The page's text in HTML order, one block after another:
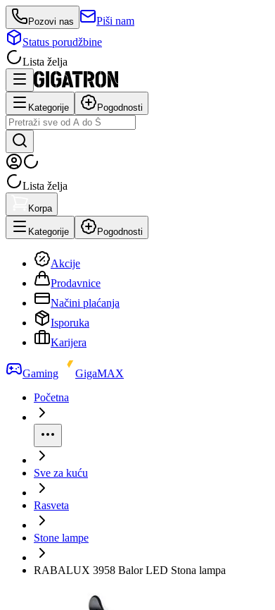
Pozovi nas
Piši nam
Status porudžbine
Lista želja
Kategorije Pogodnosti
Lista želja
Korpa
Kategorije Pogodnosti
Akcije
Prodavnice
Načini plaćanja
Isporuka
Karijera
Gaming
GigaMAX
Početna
Sve za kuću
Rasveta
Stone lampe
RABALUX 3958 Balor LED Stona lampa